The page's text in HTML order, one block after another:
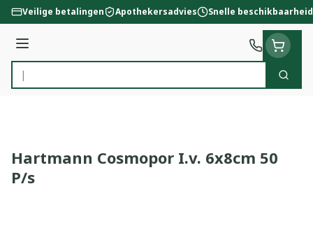
Ga naar de inhoud
Veilige betalingen Apothekersadvies Snelle beschikbaarheid
Menu
Product, merk, categorie...
Zoek
Hartmann Cosmopor I.v. 6x8cm 50
P/s